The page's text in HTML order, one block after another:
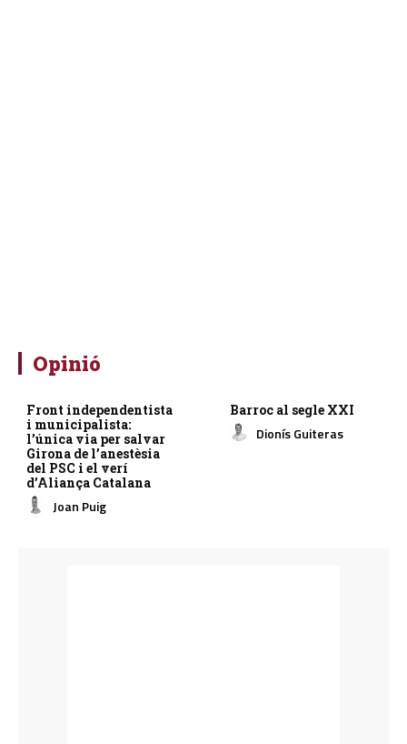
Opinió
Front independentista
i municipalista:
l’única via per salvar
Girona de l’anestèsia
del PSC i el verí
d’Aliança Catalana
Joan Puig
Barroc al segle XXI
Dionís Guiteras